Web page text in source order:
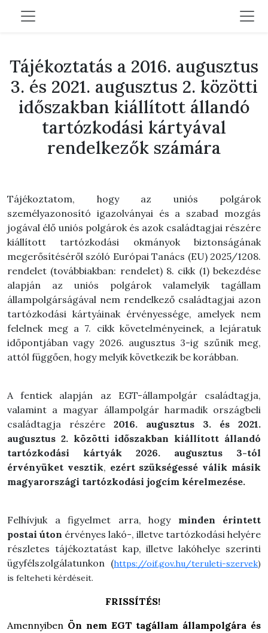
Tájékoztatás a 2016. augusztus
3. és 2021. augusztus 2. közötti
időszakban kiállított állandó
tartózkodási kártyával
rendelkezők számára
Tájékoztatom, hogy az uniós polgárok
személyazonosító igazolványai és a szabad mozgás
jogával élő uniós polgárok és azok családtagjai részére
kiállított tartózkodási okmányok biztonságának
megerősítéséről szóló Európai Tanács (EU) 2025/1208.
rendelet (továbbiakban: rendelet) 8. cikk (1) bekezdése
alapján az uniós polgárok valamelyik tagállam
állampolgárságával nem rendelkező családtagjai azon
tartózkodási kártyáinak érvényessége, amelyek nem
felelnek meg a 7. cikk követelményeinek, a lejáratuk
időpontjában vagy 2026. augusztus 3-ig szűnik meg,
attól függően, hogy melyik következik be korábban.
A fentiek alapján az EGT-állampolgár családtagja,
valamint a magyar állampolgár harmadik országbeli
családtagja részére 2016. augusztus 3. és 2021.
augusztus 2. közötti időszakban kiállított állandó
tartózkodási kártyák 2026. augusztus 3-tól
érvényüket vesztik, ezért szükségessé válik másik
magyarországi tartózkodási jogcím kérelmezése.
Felhívjuk a figyelmet arra, hogy minden érintett
postai úton érvényes lakó-, illetve tartózkodási helyére
részletes tájékoztatást kap, illetve lakóhelye szerinti
ügyfélszolgálatunkon (https://oif.gov.hu/teruleti-szervek)
is felteheti kérdéseit.
FRISSÍTÉS!
Amennyiben Ön nem EGT tagállam állampolgára és